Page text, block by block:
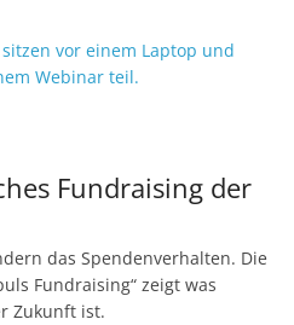
Fundraising der
das Spendenverhalten. Die
Fundraising“ zeigt was
Zukunft ist.